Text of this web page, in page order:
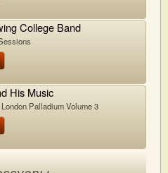
College Band
His Music
Palladium Volume 3